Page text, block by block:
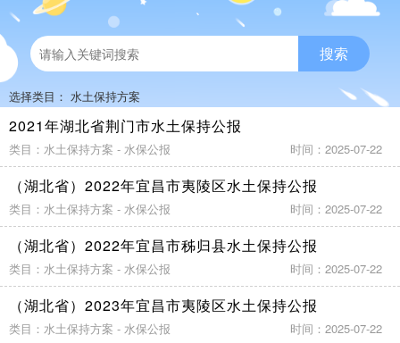
搜索
选择类目： 水土保持方案
2021年湖北省荆门市水土保持公报
类目：水土保持方案 - 水保公报 时间：2025-07-22
（湖北省）2022年宜昌市夷陵区水土保持公报
类目：水土保持方案 - 水保公报 时间：2025-07-22
（湖北省）2022年宜昌市秭归县水土保持公报
类目：水土保持方案 - 水保公报 时间：2025-07-22
（湖北省）2023年宜昌市夷陵区水土保持公报
类目：水土保持方案 - 水保公报 时间：2025-07-22